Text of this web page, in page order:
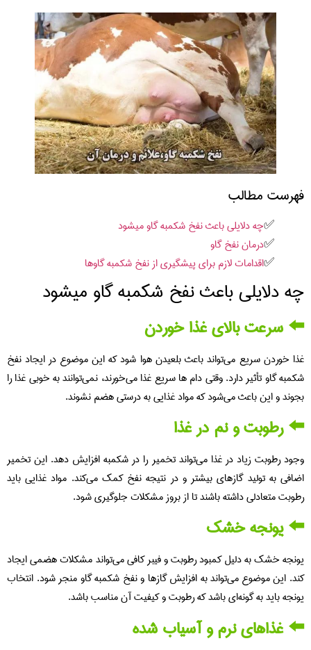
فهرست مطالب
چه دلایلی باعث نفخ شکمبه گاو میشود
درمان نفخ گاو
اقدامات لازم برای پیشگیری از نفخ شکمبه گاوها
چه دلایلی باعث نفخ شکمبه گاو میشود
⬅️ سرعت بالای غذا خوردن
غذا خوردن سریع می‌تواند باعث بلعیدن هوا شود که این موضوع در ایجاد نفخ
شکمبه گاو تأثیر دارد. وقتی دام ها سریع غذا می‌خورند، نمی‌توانند به خوبی غذا را
بجوند و این باعث می‌شود که مواد غذایی به درستی هضم نشوند.
⬅️ رطوبت و نم در غذا
وجود رطوبت زیاد در غذا می‌تواند تخمیر را در شکمبه افزایش دهد. این تخمیر
اضافی به تولید گازهای بیشتر و در نتیجه نفخ کمک می‌کند. مواد غذایی باید
رطوبت متعادلی داشته باشند تا از بروز مشکلات جلوگیری شود.
⬅️ یونجه خشک
یونجه خشک به دلیل کمبود رطوبت و فیبر کافی می‌تواند مشکلات هضمی ایجاد
کند. این موضوع می‌تواند به افزایش گازها و نفخ شکمبه گاو منجر شود. انتخاب
یونجه باید به گونه‌ای باشد که رطوبت و کیفیت آن مناسب باشد.
⬅️ غذاهای نرم و آسیاب شده